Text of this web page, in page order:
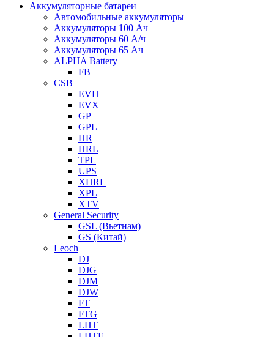
Аккумуляторные батареи
Автомобильные аккумуляторы
Аккумуляторы 100 Ач
Аккумуляторы 60 А/ч
Аккумуляторы 65 Ач
ALPHA Battery
FB
CSB
EVH
EVX
GP
GPL
HR
HRL
TPL
UPS
XHRL
XPL
XTV
General Security
GSL (Вьетнам)
GS (Китай)
Leoch
DJ
DJG
DJM
DJW
FT
FTG
LHT